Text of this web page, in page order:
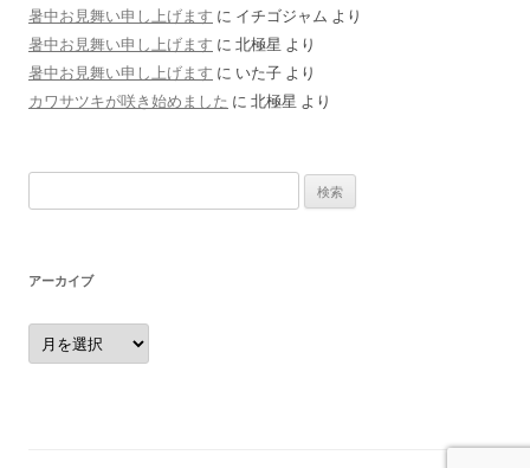
暑中お見舞い申し上げます に イチゴジャム より
暑中お見舞い申し上げます に 北極星 より
暑中お見舞い申し上げます に いた子 より
カワサツキが咲き始めました に 北極星 より
索:
アーカイブ
ア
ー
カ